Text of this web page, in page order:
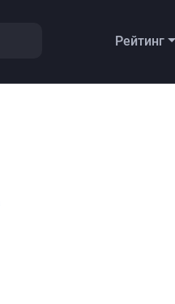
Рейтинг